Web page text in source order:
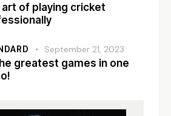
art of playing cricket
September 21, 2023
greatest games in one